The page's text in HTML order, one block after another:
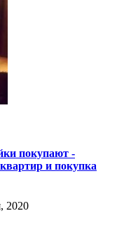
покупают -
и покупка
2020